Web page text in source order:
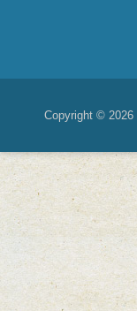
Copyright © 2026